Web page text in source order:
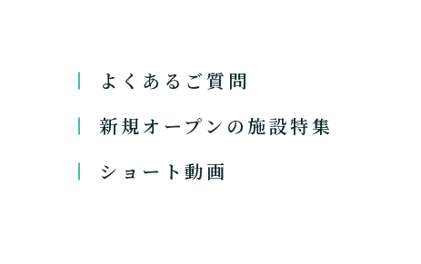
よくあるご質問
新規オープンの施設特集
ショート動画